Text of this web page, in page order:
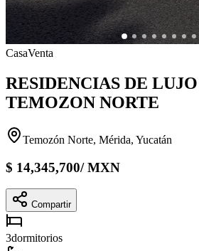
CasaVenta
RESIDENCIAS DE
TEMOZON NORTE
Temozón Norte, Mérida, Yucatán
$ 14,345,700/MXN
Compartir
3dormitorios